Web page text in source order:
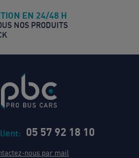
EN 24/48 H
NOS PRODUITS
05 57 92 18 10
nous par mail